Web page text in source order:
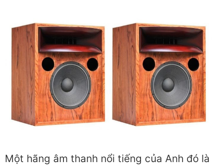
Một hãng âm thanh nổi tiếng của Anh đó là